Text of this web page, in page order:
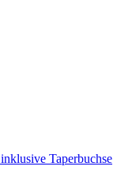
Taperbuchse